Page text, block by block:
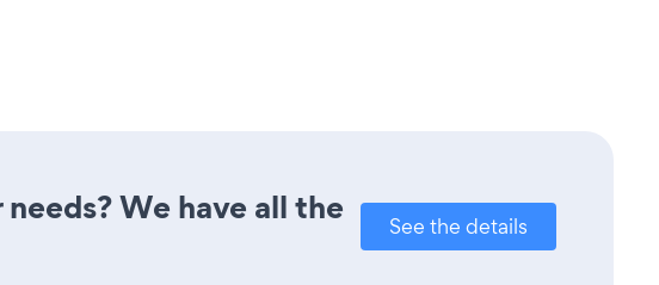
We have all the
See the details